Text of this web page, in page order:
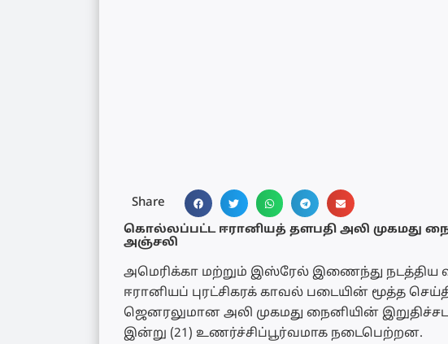
Share
கொல்லப்பட்ட ஈரானியத் தளபதி அலி முகமது
அஞ்சலி
அமெரிக்கா மற்றும் இஸ்ரேல் இணைந்து நடத்திய
ஈரானியப் புரட்சிகரக் காவல் படையின் மூத்த
ஜெனரலுமான அலி முகமது நைனியின்
இன்று (21) உணர்ச்சிப்பூர்வமாக நடைபெற்றன.